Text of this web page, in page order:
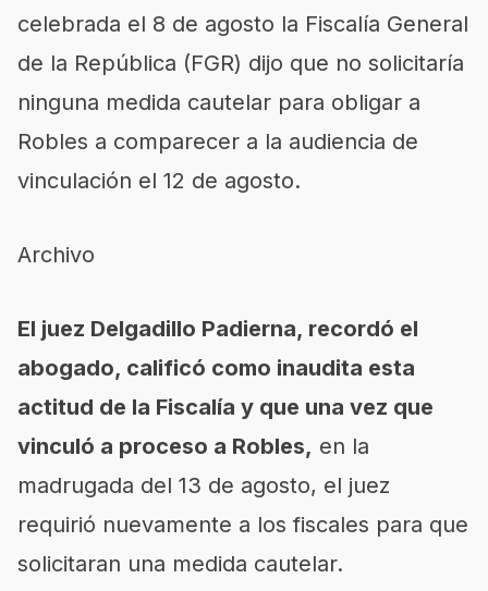
celebrada el 8 de agosto la Fiscalía General
de la República (FGR) dijo que no solicitaría
ninguna medida cautelar para obligar a
Robles a comparecer a la audiencia de
vinculación el 12 de agosto.
Archivo
El juez Delgadillo Padierna, recordó el
abogado, calificó como inaudita esta
actitud de la Fiscalía y que una vez que
vinculó a proceso a Robles, en la
madrugada del 13 de agosto, el juez
requirió nuevamente a los fiscales para que
solicitaran una medida cautelar.